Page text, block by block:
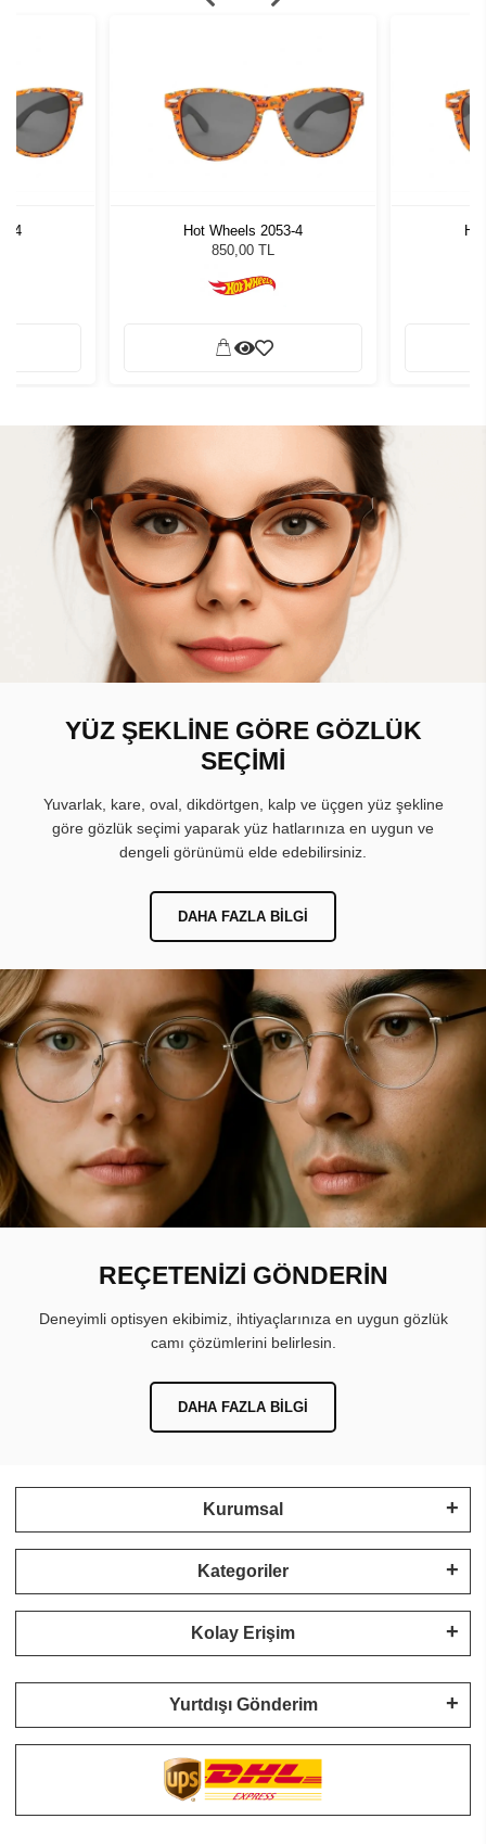
4
Hot Wheels 2053-4
850,00 TL
YÜZ ŞEKLİNE GÖRE GÖZLÜK
SEÇİMİ
Yuvarlak, kare, oval, dikdörtgen, kalp ve üçgen yüz şekline
göre gözlük seçimi yaparak yüz hatlarınıza en uygun ve
dengeli görünümü elde edebilirsiniz.
DAHA FAZLA BILGI
REÇETENİZİ GÖNDERİN
Deneyimli optisyen ekibimiz, ihtiyaçlarınıza en uygun gözlük
camı çözümlerini belirlesin.
DAHA FAZLA BILGI
Kurumsal
Kategoriler
Kolay Erişim
Yurtdışı Gönderim